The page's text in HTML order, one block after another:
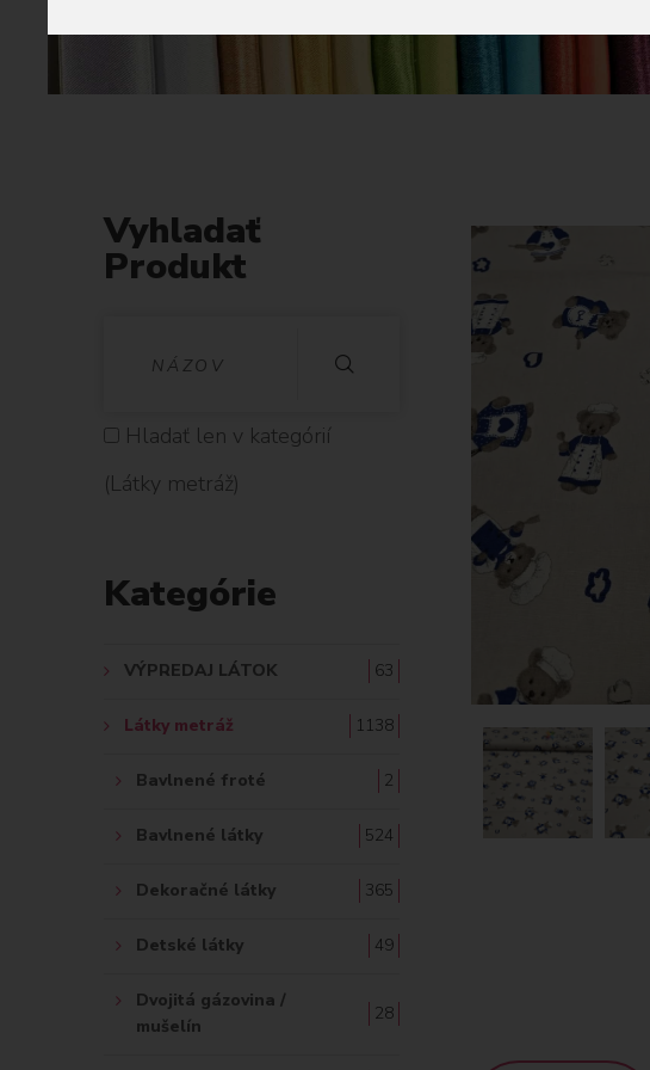
Vyhladať
Produkt
H
L
D
Ť
:
Hladať len v kategórií
(Látky metráž)
Kategórie
VÝPREDAJ LÁTOK 63
Látky metráž 1138
Bavlnené froté 2
Bavlnené látky 524
Dekoračné látky 365
Detské látky 49
Dvojitá gázovina /
mušelín
28